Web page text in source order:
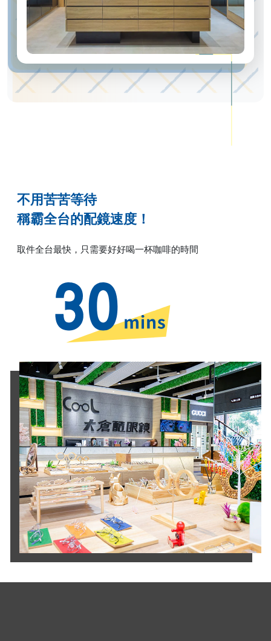
不用苦苦等待
稱霸全台的配鏡速度！
取件全台最快，只需要好好喝一杯咖啡的時間